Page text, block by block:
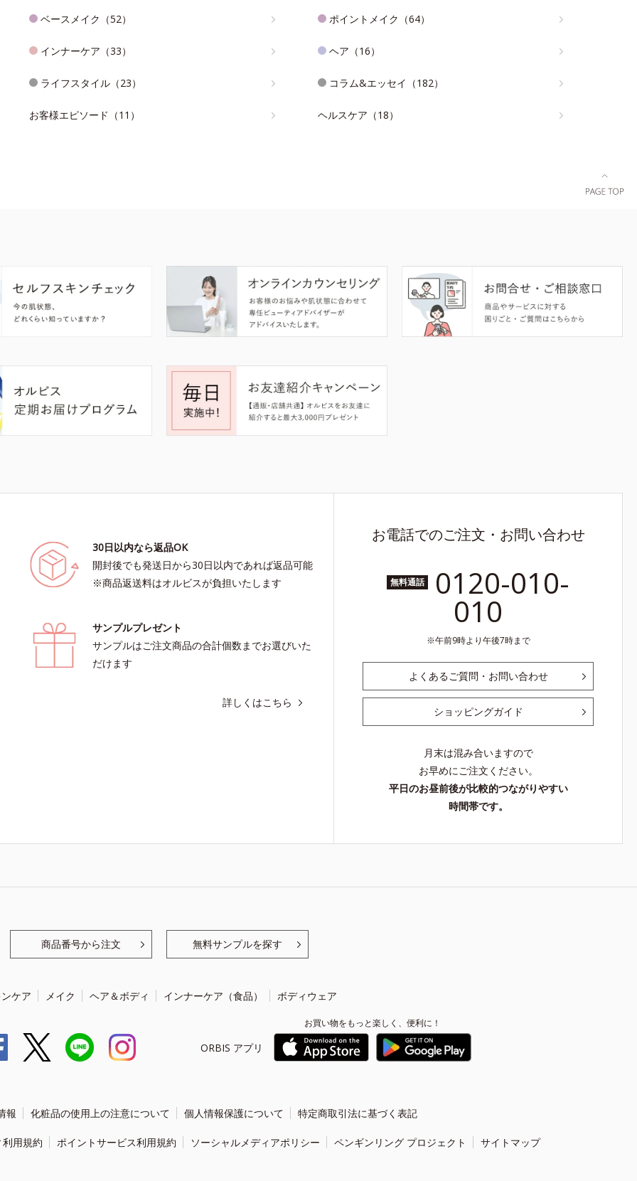
ベースメイク（52） ポイントメイク（64）
インナーケア（33） ヘア（16）
ライフスタイル（23） コラム&エッセイ（182）
お客様エピソード（11） ヘルスケア（18）
30日以内なら返品OK
開封後でも発送日から30日以内であれば返品可能
※商品返送料はオルビスが負担いたします
サンプルプレゼント
サンプルはご注文商品の合計個数までお選びいた
だけます
詳しくはこちら
お電話でのご注文・お問い合わせ
無料通話 0120-010-
010
午前9時より午後7時まで
よくあるご質問・お問い合わせ
ショッピングガイド
月末は混み合いますので
お早めにご注文ください。
平日のお昼前後が比較的つながりやすい
時間帯です。
商品番号から注文 無料サンプルを探す
ケア メイク ヘア＆ボディ インナーケア（食品） ボディウェア
ORBIS アプリ
お買い物をもっと楽しく、便利に！
報 化粧品の使用上の注意について 個人情報保護について 特定商取引法に基づく表記
用規約 ポイントサービス利用規約 ソーシャルメディアポリシー ペンギンリング プロジェクト サイトマップ